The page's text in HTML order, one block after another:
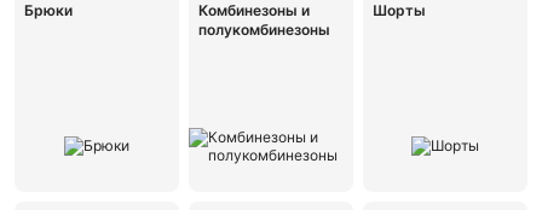
Брюки
Комбинезоны и
полукомбинезоны
Шорты